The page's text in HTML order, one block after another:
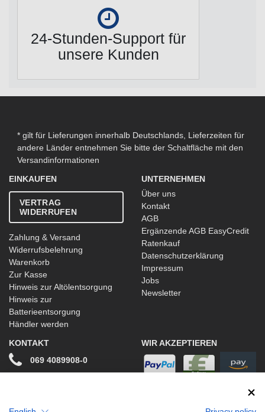
24-Stunden-Support für
unsere Kunden
* gilt für Lieferungen innerhalb Deutschlands, Lieferzeiten für
andere Länder entnehmen Sie bitte der Schaltfläche mit den
Versandinformationen
EINKAUFEN
VERTRAG
WIDERRUFEN
Zahlung & Versand
Widerrufsbelehrung
Warenkorb
Zur Kasse
Hinweis zur Altölentsorgung
Hinweis zur
Batterieentsorgung
Händler werden
UNTERNEHMEN
Über uns
Kontakt
AGB
Ergänzende AGB EasyCredit
Ratenkauf
Datenschutzerklärung
Impressum
Jobs
Newsletter
KONTAKT
069 4089908-0
WIR AKZEPTIEREN